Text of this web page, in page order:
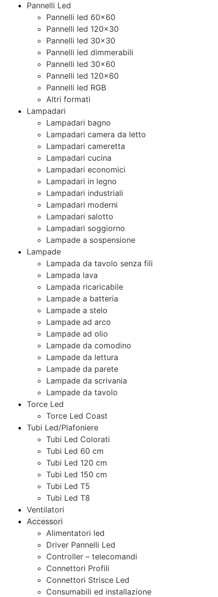
Pannelli Led
Pannelli led 60×60
Pannelli led 120×30
Pannelli led 30×30
Pannelli led dimmerabili
Pannelli led 30×60
Pannelli led 120×60
Pannelli led RGB
Altri formati
Lampadari
Lampadari bagno
Lampadari camera da letto
Lampadari cameretta
Lampadari cucina
Lampadari economici
Lampadari in legno
Lampadari industriali
Lampadari moderni
Lampadari salotto
Lampadari soggiorno
Lampade a sospensione
Lampade
Lampada da tavolo senza fili
Lampada lava
Lampada ricaricabile
Lampade a batteria
Lampade a stelo
Lampade ad arco
Lampade ad olio
Lampade da comodino
Lampade da lettura
Lampade da parete
Lampade da scrivania
Lampade da tavolo
Torce Led
Torce Led Coast
Tubi Led/Plafoniere
Tubi Led Colorati
Tubi Led 60 cm
Tubi Led 120 cm
Tubi Led 150 cm
Tubi Led T5
Tubi Led T8
Ventilatori
Accessori
Alimentatori led
Driver Pannelli Led
Controller – telecomandi
Connettori Profili
Connettori Strisce Led
Consumabili ed installazione